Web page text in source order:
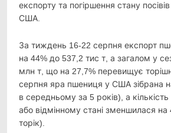
експорту та погіршення стану
США.
За тиждень 16-22 серпня експорт
на 44% до 537,2 тис т, а загалом у
млн т, що на 27,7% перевищує
серпня яра пшениця у США зібрана
в середньому за 5 років), а
або відмінному стані зменшилася на
торік).